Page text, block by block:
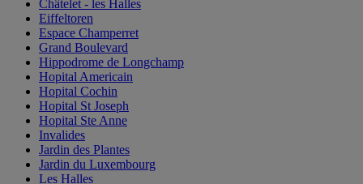
Châtelet - les Halles
Eiffeltoren
Espace Champerret
Grand Boulevard
Hippodrome de Longchamp
Hopital Americain
Hopital Cochin
Hopital St Joseph
Hopital Ste Anne
Invalides
Jardin des Plantes
Jardin du Luxembourg
Les Halles